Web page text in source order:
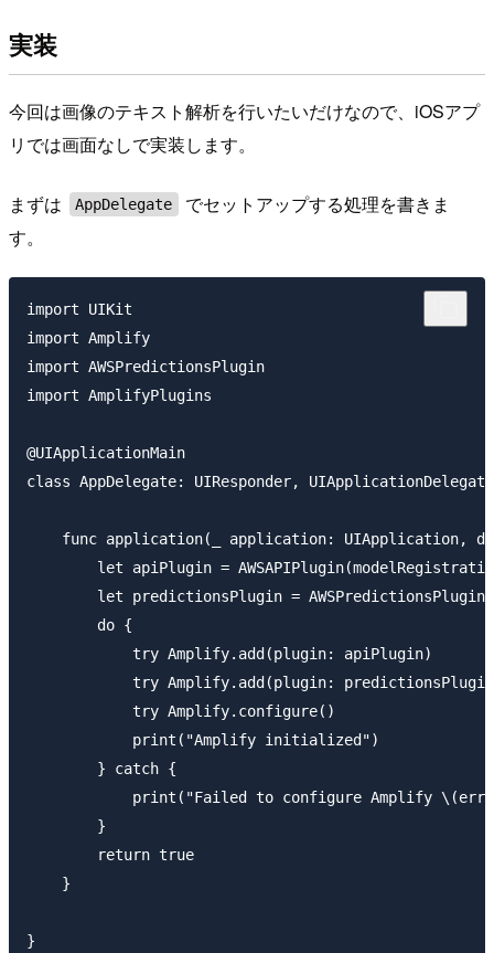
実装
今回は画像のテキスト解析を行いたいだけなので、iOSアプ
リでは画面なしで実装します。
まずは AppDelegate
でセットアップする処理を書きま
す。
import UIKit
import Amplify
import AWSPredictionsPlugin
import AmplifyPlugins
@UIApplicationMain
class AppDelegate: UIResponder,
func application(_ application: UIApplication,
let apiPlugin =
let predictionsPlugin =
        do {
            try Amplify.add(plugin: apiPlugin)
try Amplify.add(plugin:
            try Amplify.configure()
            print("Amplify initialized")
        } catch {
print("Failed to configure Amplify
        }
        return true
    }